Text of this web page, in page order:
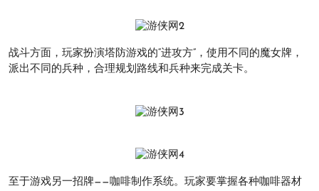
战斗方面，玩家扮演塔防游戏的“进攻方”，使用不同的魔女牌，
派出不同的兵种，合理规划路线和兵种来完成关卡。
至于游戏另一招牌——咖啡制作系统。玩家要掌握各种咖啡器材